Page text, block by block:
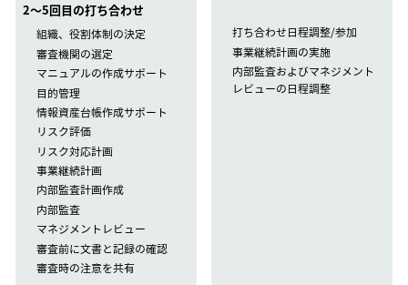
2〜5回目の打ち合わせ
組織、役割体制の決定
審査機関の選定
マニュアルの作成サポート
目的管理
情報資産台帳作成サポート
リスク評価
リスク対応計画
事業継続計画
内部監査計画作成
内部監査
マネジメントレビュー
審査前に文書と記録の確認
審査時の注意を共有
打ち合わせ日程調整/参加
事業継続計画の実施
内部監査およびマネジメント
レビューの日程調整